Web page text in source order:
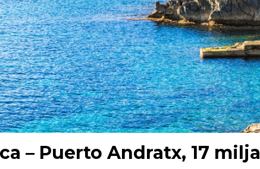
– Puerto Andratx, 17 milja